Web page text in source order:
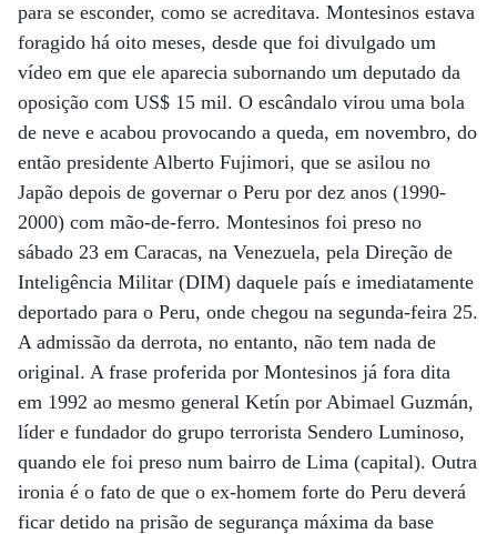
para se esconder, como se acreditava. Montesinos estava
foragido há oito meses, desde que foi divulgado um
vídeo em que ele aparecia subornando um deputado da
oposição com US$ 15 mil. O escândalo virou uma bola
de neve e acabou provocando a queda, em novembro, do
então presidente Alberto Fujimori, que se asilou no
Japão depois de governar o Peru por dez anos (1990-
2000) com mão-de-ferro. Montesinos foi preso no
sábado 23 em Caracas, na Venezuela, pela Direção de
Inteligência Militar (DIM) daquele país e imediatamente
deportado para o Peru, onde chegou na segunda-feira 25.
A admissão da derrota, no entanto, não tem nada de
original. A frase proferida por Montesinos já fora dita
em 1992 ao mesmo general Ketín por Abimael Guzmán,
líder e fundador do grupo terrorista Sendero Luminoso,
quando ele foi preso num bairro de Lima (capital). Outra
ironia é o fato de que o ex-homem forte do Peru deverá
ficar detido na prisão de segurança máxima da base